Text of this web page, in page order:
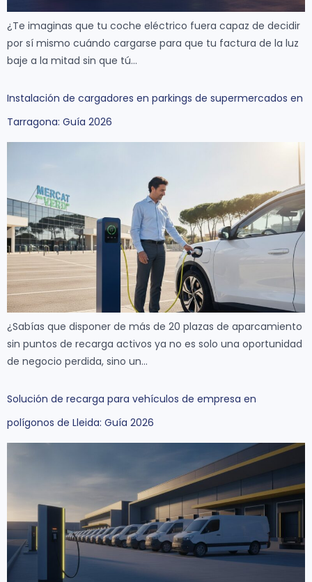
¿Te imaginas que tu coche eléctrico fuera capaz de decidir
por sí mismo cuándo cargarse para que tu factura de la luz
baje a la mitad sin que tú…
Instalación de cargadores en parkings de supermercados en
Tarragona: Guía 2026
¿Sabías que disponer de más de 20 plazas de aparcamiento
sin puntos de recarga activos ya no es solo una oportunidad
de negocio perdida, sino un…
Solución de recarga para vehículos de empresa en
polígonos de Lleida: Guía 2026